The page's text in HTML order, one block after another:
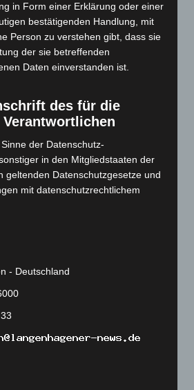
in Form einer Erklärung oder einer
bestätigenden Handlung, mit
Person zu verstehen gibt, dass sie
der sie betreffenden
Daten einverstanden ist.
des für die
der Datenschutz-
in den Mitgliedstaaten der
geltenden Datenschutzgesetze und
mit datenschutzrechtlichem
- Deutschland